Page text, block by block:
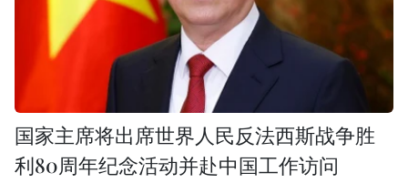
国家主席将出席世界人民反法西斯战争胜
利80周年纪念活动并赴中国工作访问